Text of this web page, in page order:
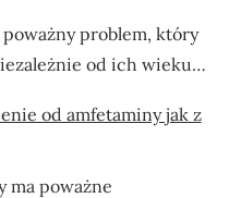
problem, który
od ich wieku…
od amfetaminy jak z
ma poważne